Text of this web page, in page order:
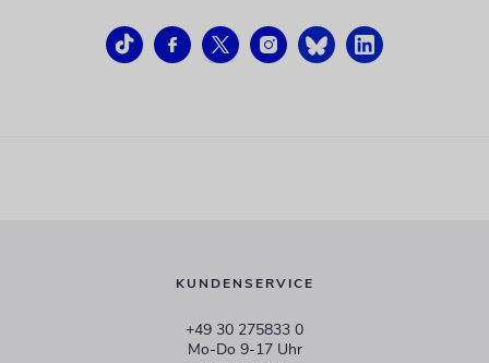
KUNDENSERVICE
+49 30 275833 0
Mo-Do 9-17 Uhr